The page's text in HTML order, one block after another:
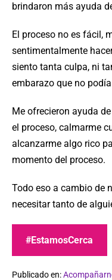
brindaron más ayuda
El proceso no es fácil,
sentimentalmente
siento tanta culpa, ni
embarazo que no
Me ofrecieron ayuda
el proceso, calmarme
alcanzarme algo rico
momento del proceso.
Todo eso a cambio de
necesitar tanto de
#EstamosCerca
Publicado en: